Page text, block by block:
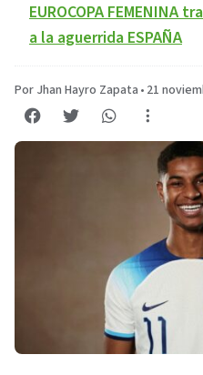
EUROCOPA FEMENINA
a la aguerrida ESPAÑA
Por Jhan Hayro Zapata • 21